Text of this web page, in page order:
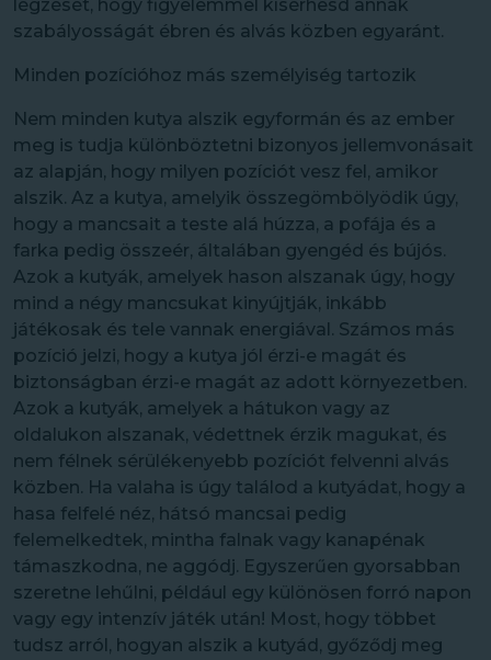
légzését, hogy figyelemmel kísérhesd annak
szabályosságát ébren és alvás közben egyaránt.
Minden pozícióhoz más személyiség tartozik
Nem minden kutya alszik egyformán és az ember
meg is tudja különböztetni bizonyos jellemvonásait
az alapján, hogy milyen pozíciót vesz fel, amikor
alszik. Az a kutya, amelyik összegömbölyödik úgy,
hogy a mancsait a teste alá húzza, a pofája és a
farka pedig összeér, általában gyengéd és bújós.
Azok a kutyák, amelyek hason alszanak úgy, hogy
mind a négy mancsukat kinyújtják, inkább
játékosak és tele vannak energiával. Számos más
pozíció jelzi, hogy a kutya jól érzi-e magát és
biztonságban érzi-e magát az adott környezetben.
Azok a kutyák, amelyek a hátukon vagy az
oldalukon alszanak, védettnek érzik magukat, és
nem félnek sérülékenyebb pozíciót felvenni alvás
közben. Ha valaha is úgy találod a kutyádat, hogy a
hasa felfelé néz, hátsó mancsai pedig
felemelkedtek, mintha falnak vagy kanapénak
támaszkodna, ne aggódj. Egyszerűen gyorsabban
szeretne lehűlni, például egy különösen forró napon
vagy egy intenzív játék után! Most, hogy többet
tudsz arról, hogyan alszik a kutyád, győződj meg